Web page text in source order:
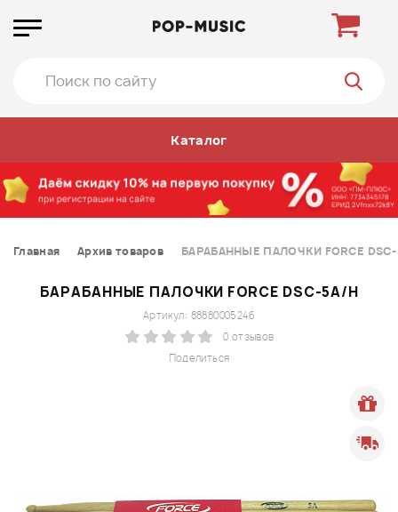
Каталог
Главная Архив товаров БАРАБАННЫЕ ПАЛОЧКИ FORCE
БАРАБАННЫЕ ПАЛОЧКИ FORCE DSC-5A/H
Поделиться
Артикул: 88880005246
0 отзывов